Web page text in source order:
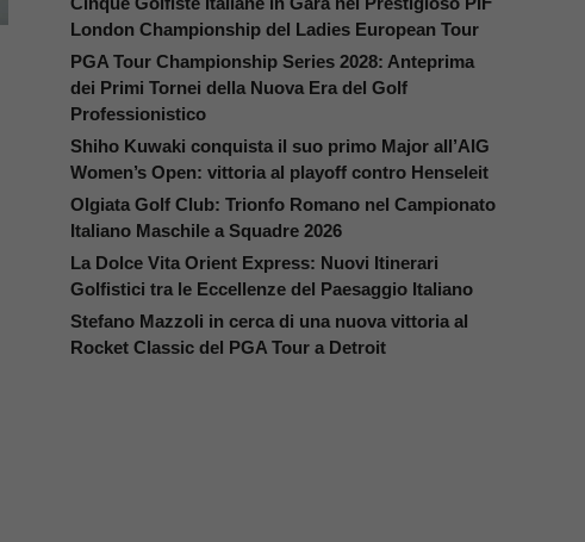
London Championship del Ladies European Tour
PGA Tour Championship Series 2028: Anteprima
dei Primi Tornei della Nuova Era del Golf
Professionistico
Shiho Kuwaki conquista il suo primo Major all’AIG
Women’s Open: vittoria al playoff contro Henseleit
Olgiata Golf Club: Trionfo Romano nel Campionato
Italiano Maschile a Squadre 2026
La Dolce Vita Orient Express: Nuovi Itinerari
Golfistici tra le Eccellenze del Paesaggio Italiano
Stefano Mazzoli in cerca di una nuova vittoria al
Rocket Classic del PGA Tour a Detroit